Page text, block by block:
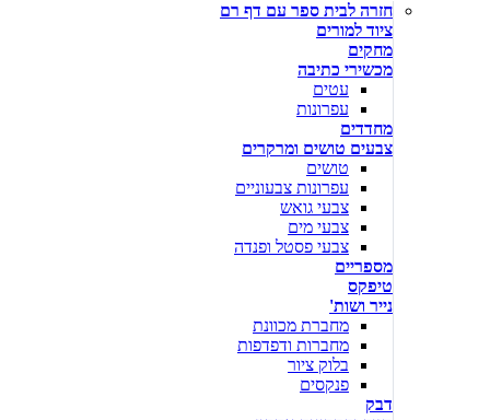
חזרה לבית ספר עם דף רם
ציוד למורים
מחקים
מכשירי כתיבה
עטים
עפרונות
מחדדים
צבעים טושים ומרקרים
טושים
עפרונות צבעוניים
צבעי גואש
צבעי מים
צבעי פסטל ופנדה
מספריים
טיפקס
נייר ושות'
מחברת מכוונת
מחברות ודפדפות
בלוק ציור
פנקסים
דבק